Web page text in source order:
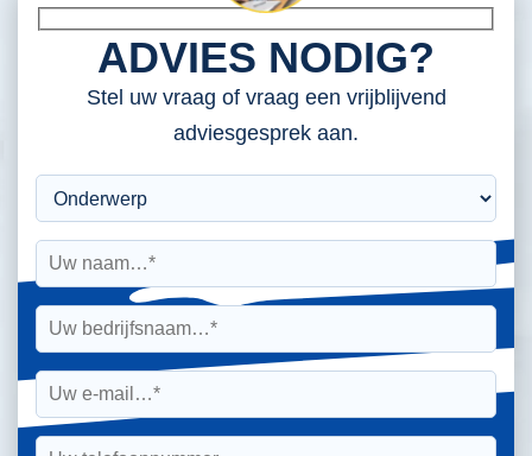
ADVIES NODIG?
Stel uw vraag of vraag een vrijblijvend
adviesgesprek aan.